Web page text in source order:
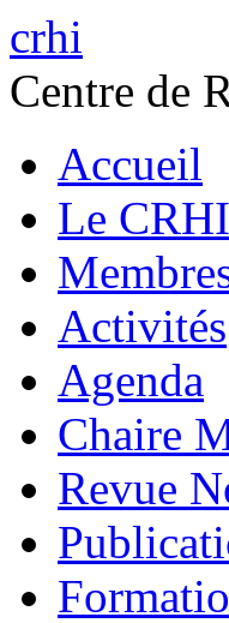
crhi
Centre de
Accueil
Le CRHI
Activités
Agenda
Chaire
Revue